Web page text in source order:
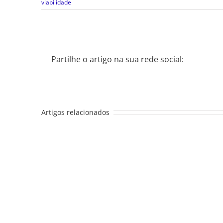
viabilidade
Partilhe o artigo na sua rede social:
Artigos relacionados